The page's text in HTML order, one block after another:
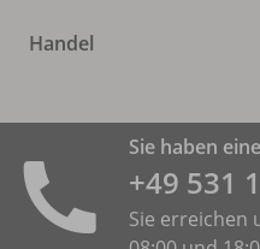
Handel
Sie haben
+49 531
Sie erreichen